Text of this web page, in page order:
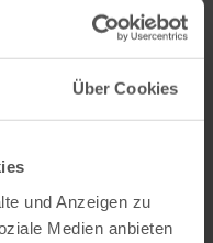
Über Cookies
und Anzeigen zu
Medien anbieten